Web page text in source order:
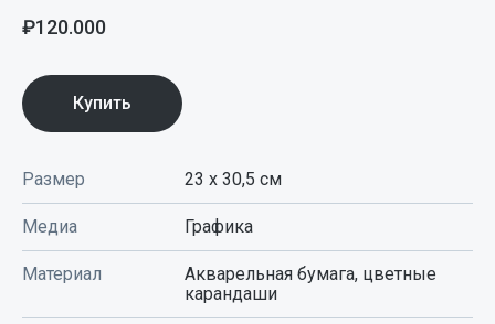
₽120.000
Купить
Размер 23 x 30,5 см
Медиа Графика
Материал
Акварельная бумага, цветные
карандаши